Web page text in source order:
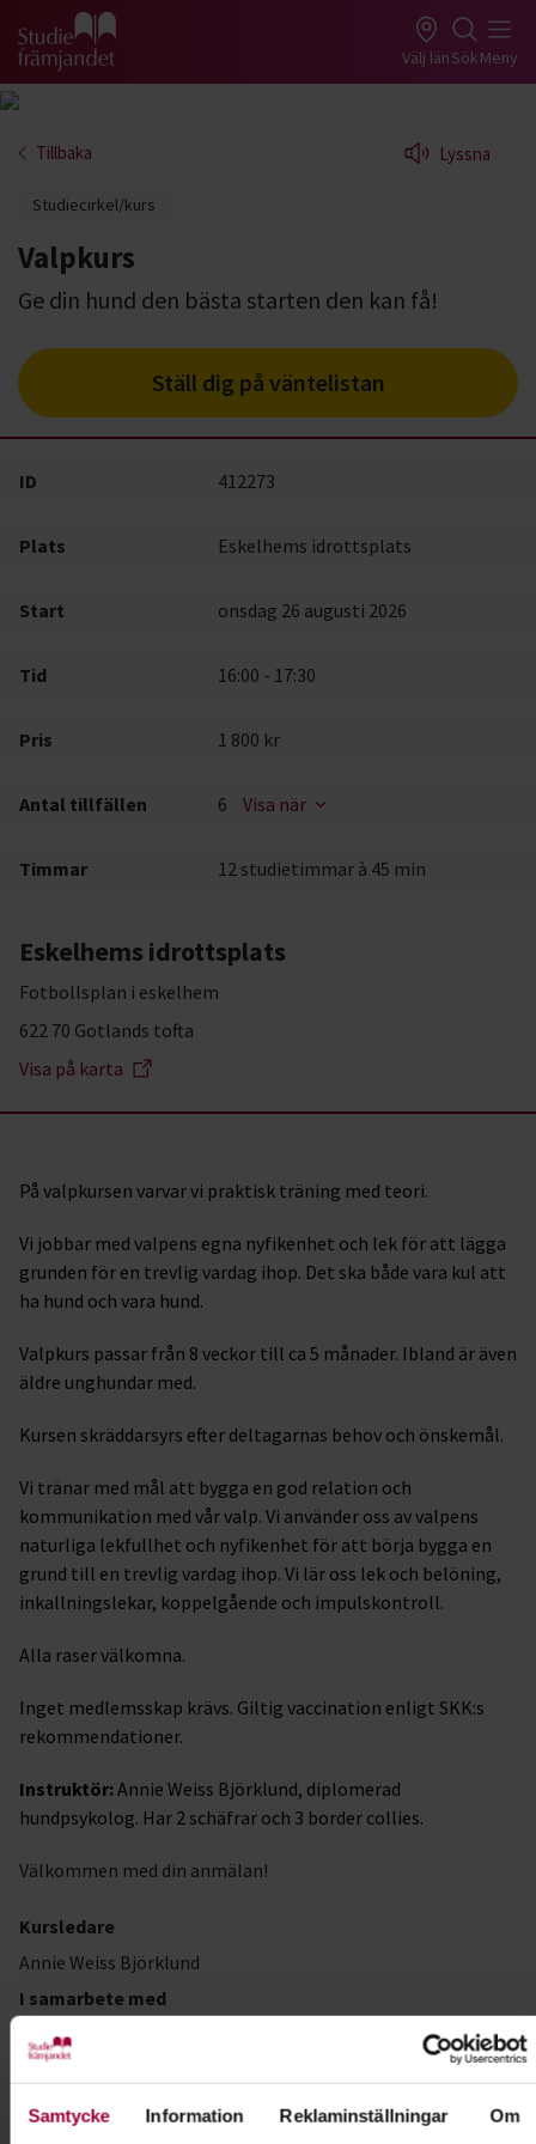
Samtycke Information Reklaminställningar Om
Gå till studiefrämjandets startsida Välj länSökMeny
Tillbaka Lyssna
Studiecirkel/kurs
Valpkurs
Ge din hund den bästa starten den kan få!
Ställ dig på väntelistan
ID 412273
Plats Eskelhems idrottsplats
Start onsdag 26 augusti 2026
Tid 16:00 - 17:30
Pris 1 800 kr
Antal tillfällen 6 Visa när
Timmar 12 studietimmar à 45 min
Eskelhems idrottsplats
Fotbollsplan i eskelhem
622 70 Gotlands tofta
Visa på karta
På valpkursen varvar vi praktisk träning med teori.
Vi jobbar med valpens egna nyfikenhet och lek för att lägga
grunden för en trevlig vardag ihop. Det ska både vara kul att
ha hund och vara hund.
Valpkurs passar från 8 veckor till ca 5 månader. Ibland är även
äldre unghundar med.
Kursen skräddarsyrs efter deltagarnas behov och önskemål.
Vi tränar med mål att bygga en god relation och
kommunikation med vår valp. Vi använder oss av valpens
naturliga lekfullhet och nyfikenhet för att börja bygga en
grund till en trevlig vardag ihop. Vi lär oss lek och belöning,
inkallningslekar, koppelgående och impulskontroll.
Alla raser välkomna.
Inget medlemsskap krävs. Giltig vaccination enligt SKK:s
rekommendationer.
Instruktör:Annie Weiss Björklund, diplomerad
hundpsykolog. Har 2 schäfrar och 3 border collies.
Välkommen med din anmälan!
Kursledare
Annie Weiss Björklund
I samarbete med
SBK Schäferdistrikt Gotland
Kontakt